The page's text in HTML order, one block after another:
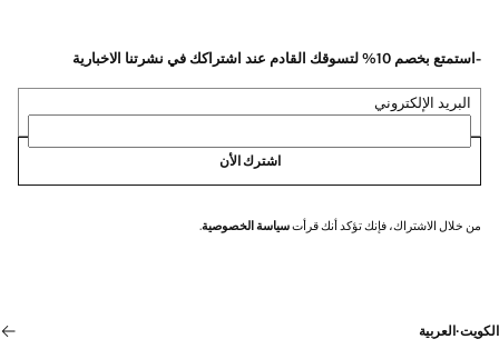
-استمتع بخصم 10% لتسوقك القادم عند اشتراكك في نشرتنا الاخبارية
البريد الإلكتروني
اشترك الأن
من خلال الاشتراك، فإنك تؤكد أنك قرأتسياسة الخصوصية.
الكويت·العربية